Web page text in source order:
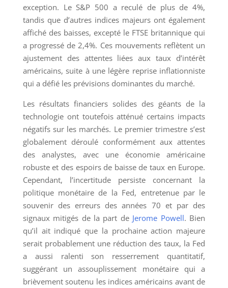
exception. Le S&P 500 a reculé de plus de 4%,
tandis que d’autres indices majeurs ont également
affiché des baisses, excepté le FTSE britannique qui
a progressé de 2,4%. Ces mouvements reflètent un
ajustement des attentes liées aux taux d’intérêt
américains, suite à une légère reprise inflationniste
qui a défié les prévisions dominantes du marché.
Les résultats financiers solides des géants de la
technologie ont toutefois atténué certains impacts
négatifs sur les marchés. Le premier trimestre s’est
globalement déroulé conformément aux attentes
des analystes, avec une économie américaine
robuste et des espoirs de baisse de taux en Europe.
Cependant, l’incertitude persiste concernant la
politique monétaire de la Fed, entretenue par le
souvenir des erreurs des années 70 et par des
signaux mitigés de la part de Jerome Powell. Bien
qu’il ait indiqué que la prochaine action majeure
serait probablement une réduction des taux, la Fed
a aussi ralenti son resserrement quantitatif,
suggérant un assouplissement monétaire qui a
brièvement soutenu les indices américains avant de